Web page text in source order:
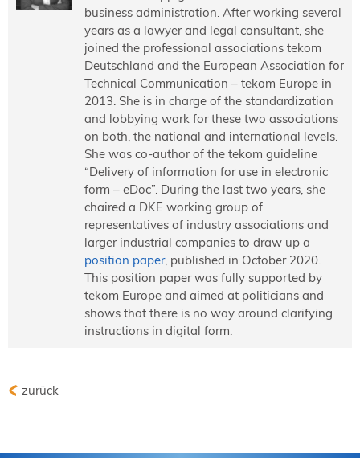
business administration. After working several
years as a lawyer and legal consultant, she
joined the professional associations tekom
Deutschland and the European Association for
Technical Communication – tekom Europe in
2013. She is in charge of the standardization
and lobbying work for these two associations
on both, the national and international levels.
She was co-author of the tekom guideline
“Delivery of information for use in electronic
form – eDoc”. During the last two years, she
chaired a DKE working group of
representatives of industry associations and
larger industrial companies to draw up a
position paper, published in October 2020.
This position paper was fully supported by
tekom Europe and aimed at politicians and
shows that there is no way around clarifying
instructions in digital form.
zurück